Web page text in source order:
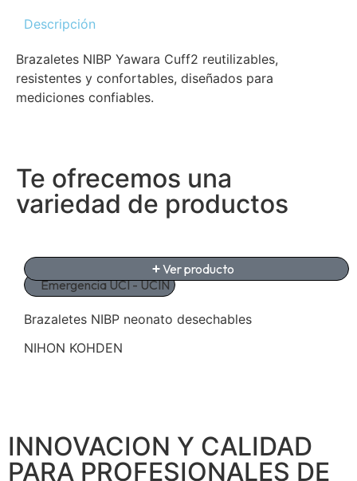
Descripción
Brazaletes NIBP Yawara Cuff2 reutilizables,
resistentes y confortables, diseñados para
mediciones confiables.
Te ofrecemos una
variedad de productos
Emergencia UCI - UCIN
Brazaletes NIBP neonato desechables
NIHON KOHDEN
Ver producto
INNOVACION Y CALIDAD
PARA PROFESIONALES DE